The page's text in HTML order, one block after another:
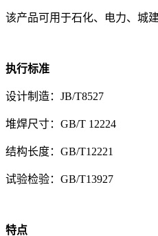
该产品可用于石化、电力、城
执行标准
设计制造：JB/T8527
堆焊尺寸：GB/T 12224
结构长度：GB/T12221
试验检验：GB/T13927
特点